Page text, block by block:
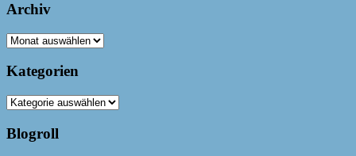
Archiv
Archiv
Kategorien
Kategorien
Blogroll